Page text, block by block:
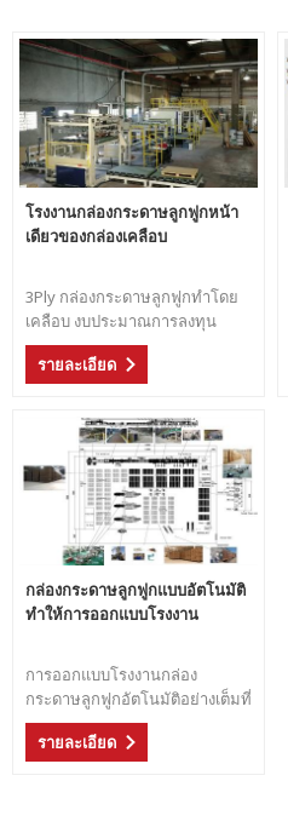
โรงงานกล่องกระดาษลูกฟูกหน้า
เดียวของกล่องเคลือบ
3Ply กล่องกระดาษลูกฟูกทำโดย
เคลือบ งบประมาณการลงทุน
ขนาดเล็กและความต้องการขนาด
ที่ดินขนาดเล็ก การทำกล่อง
เดียวกระดาษลูกฟูกทำแล้วเคลือบ
สำหรับกล่องกระดาษ
รายละเอียด
กล่องกระดาษลูกฟูกแบบอัตโนมัติ
ทำให้การออกแบบโรงงาน
การออกแบบโรงงานกล่อง
กระดาษลูกฟูกอัตโนมัติอย่างเต็มที่
โซลูชันการออกแบบเลย์เอาต์แบบ
เต็มของโรงงานฟรี การออกแบบที่
รายละเอียด